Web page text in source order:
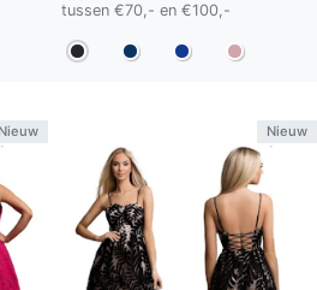
tussen €70,- en €100,-
Nieuw Nieuw